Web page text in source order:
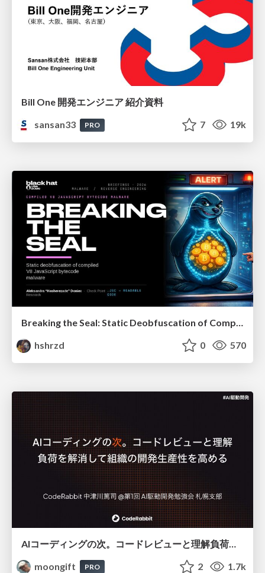
Bill One 開発エンジニア 紹介資料
sansan33
PRO 7 19k
Breaking the Seal: Static Deobfuscation of Compiled V8 JavaScript Bytecode Malware
hshrzd
0 570
moongift
PRO 2 1.7k